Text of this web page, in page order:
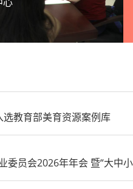
教育部美育资源案例库
员会2026年年会 暨“大中小
导音乐学院研究生在“万叶杯